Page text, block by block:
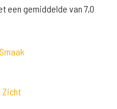
een gemiddelde van 7,0
Smaak
Zicht